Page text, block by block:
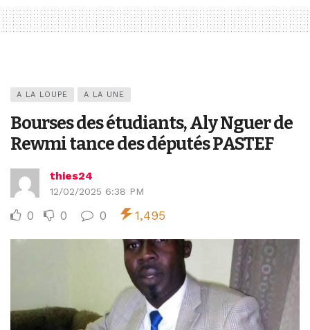
A LA LOUPE A LA UNE
Bourses des étudiants, Aly Nguer de
Rewmi tance des députés PASTEF
thies24
12/02/2025 6:38 PM
0 0 0 1,495